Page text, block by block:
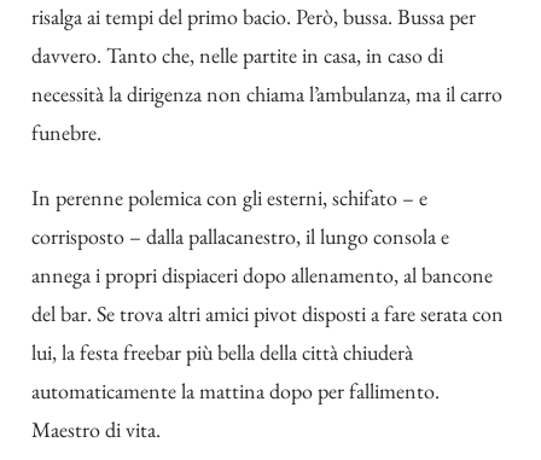
risalga ai tempi del primo bacio. Però, bussa. Bussa per
davvero. Tanto che, nelle partite in casa, in caso di
necessità la dirigenza non chiama l’ambulanza, ma il carro
funebre.
In perenne polemica con gli esterni, schifato – e
corrisposto – dalla pallacanestro, il lungo consola e
annega i propri dispiaceri dopo allenamento, al bancone
del bar. Se trova altri amici pivot disposti a fare serata con
lui, la festa freebar più bella della città chiuderà
automaticamente la mattina dopo per fallimento.
Maestro di vita.